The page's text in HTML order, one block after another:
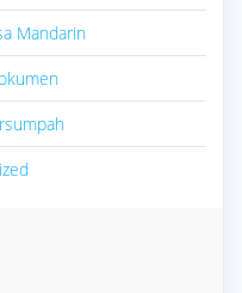
Mandarin